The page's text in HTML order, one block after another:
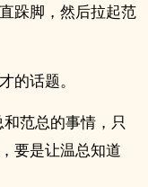
跺脚，然后拉起范
的话题。
范总的事情，只
要是让温总知道